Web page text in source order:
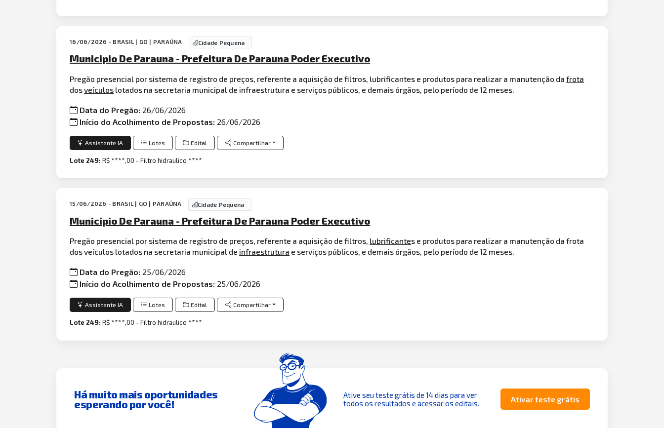
16/06/2026 - BRASIL | GO | PARAÚNA Cidade Pequena
Municipio De Parauna - Prefeitura De Parauna Poder Executivo
Pregão presencial por sistema de registro de preços, referente a aquisição de filtros, lubrificantes e produtos para realizar a manutenção dafrota
dosveículos lotados na secretaria municipal de infraestrutura e serviços públicos, e demais órgãos, pelo período de 12 meses.
Data do Pregão: 26/06/2026
Início do Acolhimento de Propostas: 26/06/2026
Assistente IA Lotes Edital Compartilhar
Lote 249:R$ ****,00 - Filtro hidraulico ****
15/06/2026 - BRASIL | GO | PARAÚNA Cidade Pequena
Municipio De Parauna - Prefeitura De Parauna Poder Executivo
Pregão presencial por sistema de registro de preços, referente a aquisição de filtros, lubrificantes e produtos para realizar a manutenção da frota
dos veículos lotados na secretaria municipal de infraestrutura e serviços públicos, e demais órgãos, pelo período de 12 meses.
Data do Pregão: 25/06/2026
Início do Acolhimento de Propostas: 25/06/2026
Assistente IA Lotes Edital Compartilhar
Lote 249:R$ ****,00 - Filtro hidraulico ****
Há muito mais oportunidades
esperando por você!
Ative seu teste grátis de 14 dias para ver
todos os resultados e acessar os editais.
Ativar teste grátis